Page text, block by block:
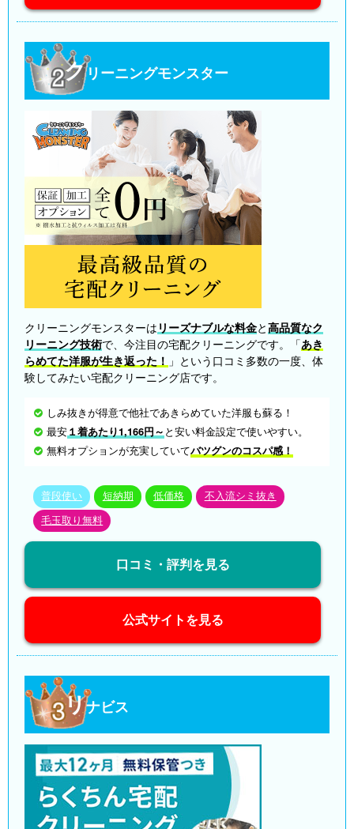
クリーニングモンスター
クリーニングモンスターは リーズナブルな料金と高品質なク
リーニング技術で、今注目の宅配クリーニングです。「あき
らめてた洋服が生き返った！
」という口コミ多数の一度、体
験してみたい宅配クリーニング店です。
しみ抜きが得意で他社であきらめていた洋服も蘇る！
最安１着あたり1,166円～ と安い料金設定で使いやすい。
無料オプションが充実していてバツグンのコスパ感！
普段使い 短納期 低価格 不入流シミ抜き
毛玉取り無料
口コミ・評判を見る
公式サイトを見る
リナビス